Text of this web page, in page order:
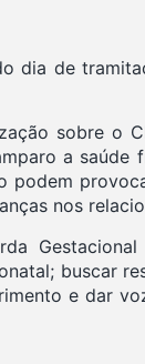
dia de
sobre o
a
nos
buscar
e dar